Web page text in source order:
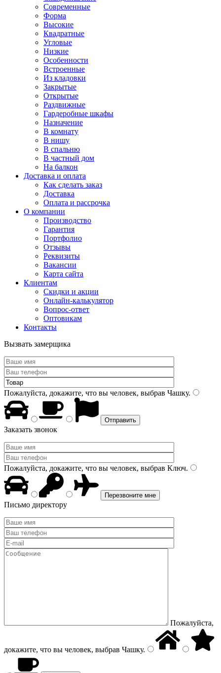
Современные
Форма
Высокие
Квадратные
Угловые
Низкие
Особенности
Встроенные
Из кладовки
Закрытые
Открытые
Раздвижные
Гардеробные шкафы
Назначение
В комнату
В нишу
В спальню
В частный дом
На балкон
Доставка и оплата
Как сделать заказ
Доставка
Оплата и рассрочка
О компании
Производство
Гарантия
Портфолио
Отзывы
Реквизиты
Вакансии
Карта сайта
Клиентам
Скидки и акции
Онлайн-калькулятор
Вопрос-ответ
Оптовикам
Контакты
Вызвать замерщика
Пожалуйста, докажите, что вы человек, выбрав Чашку.
Заказать звонок
Пожалуйста, докажите, что вы человек, выбрав Ключ.
Письмо директору
Пожалуйста,
докажите, что вы человек, выбрав Чашку.